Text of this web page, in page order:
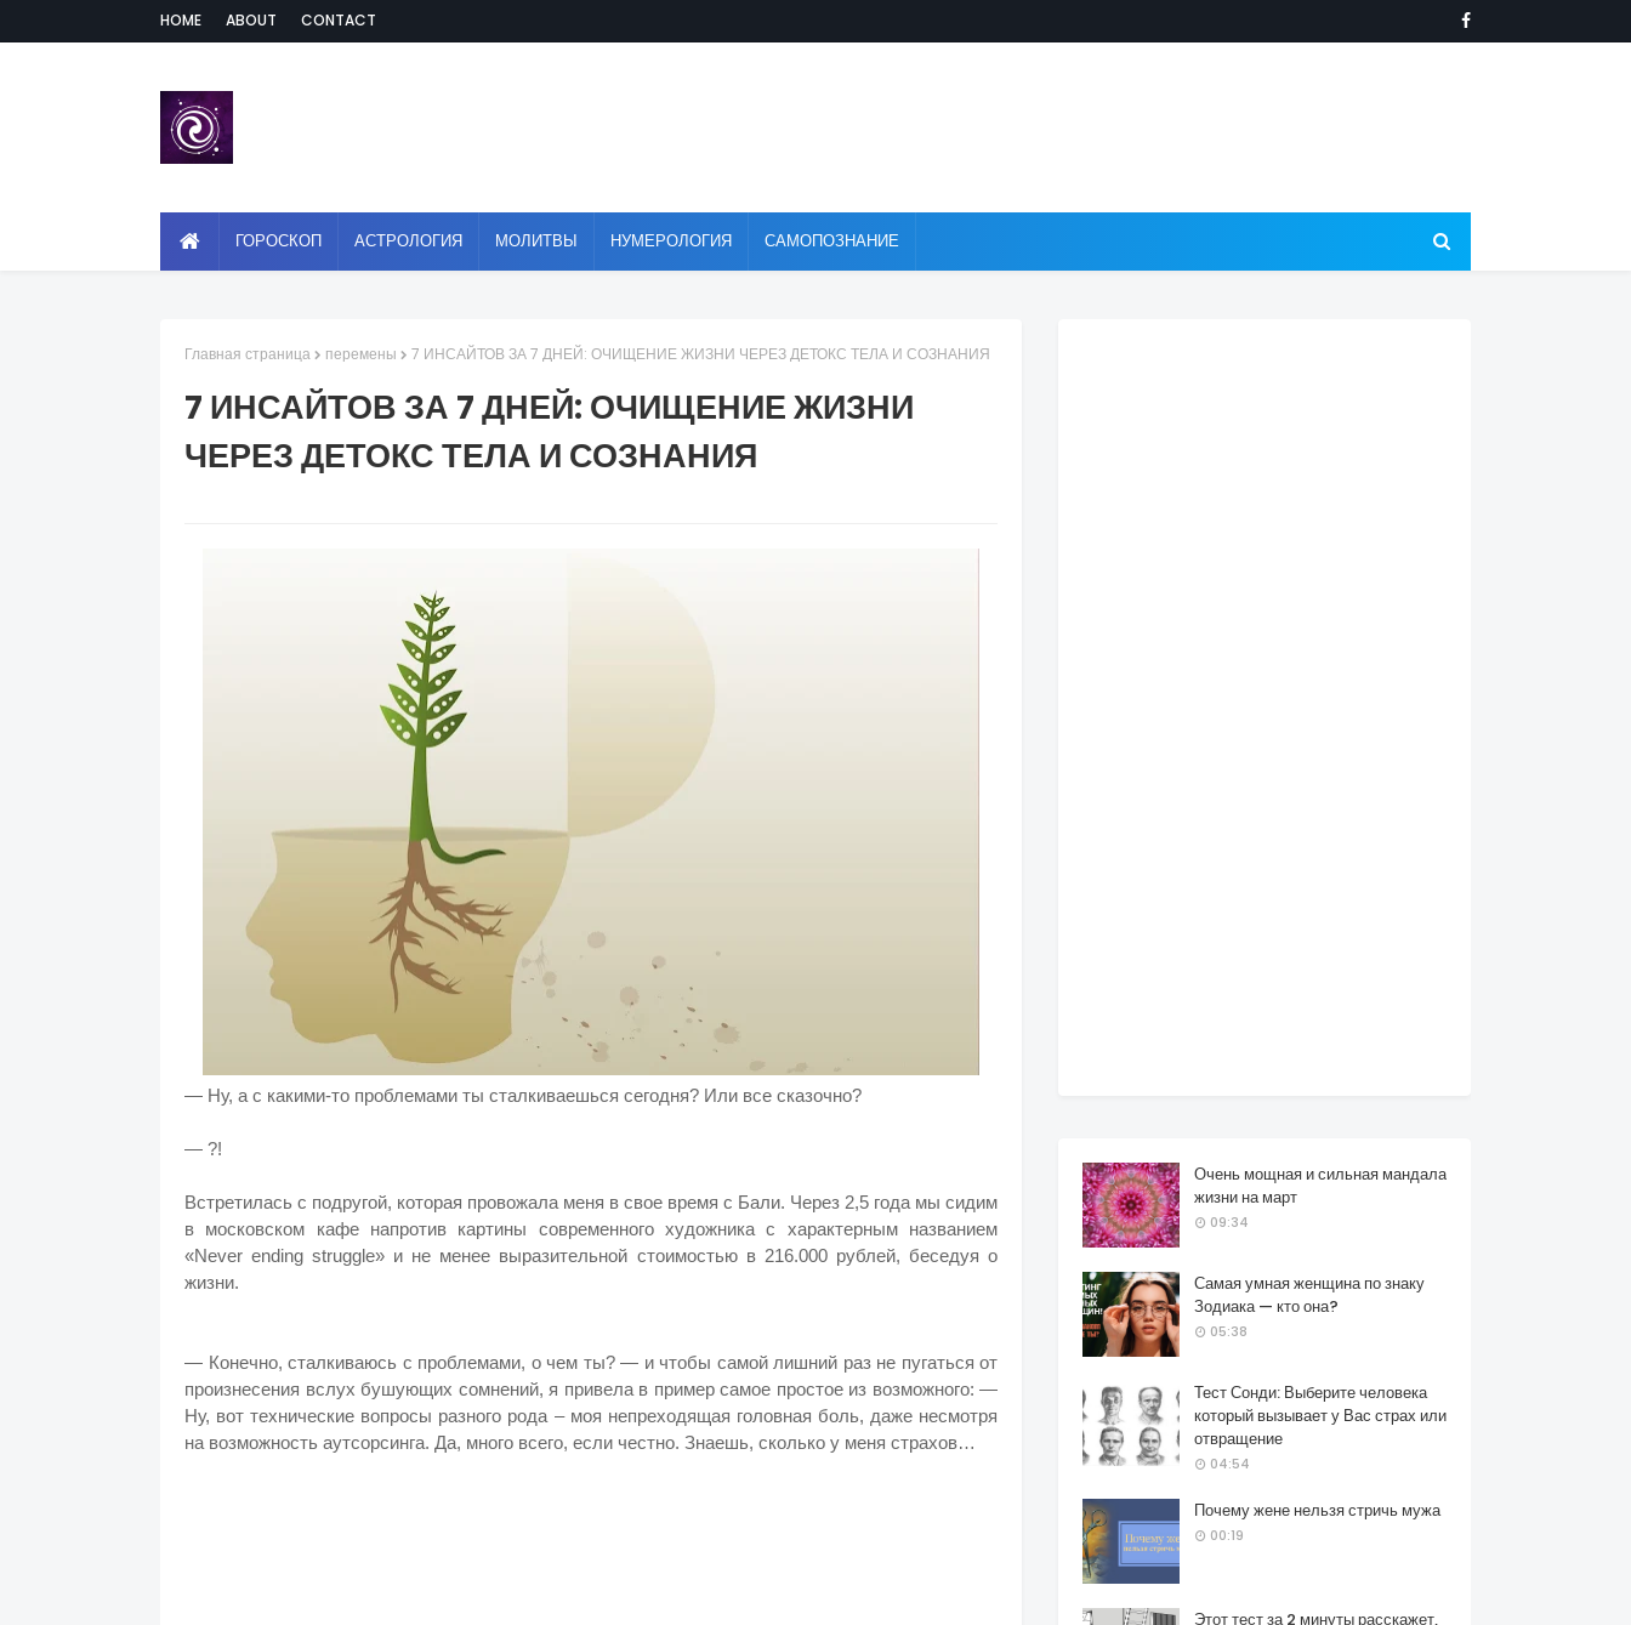
HOME ABOUT CONTACT
ГОРОСКОП АСТРОЛОГИЯ МОЛИТВЫ НУМЕРОЛОГИЯ САМОПОЗНАНИЕ
Главная страница перемены 7 ИНСАЙТОВ ЗА 7 ДНЕЙ: ОЧИЩЕНИЕ ЖИЗНИ ЧЕРЕЗ ДЕТОКС ТЕЛА И СОЗНАНИЯ
7 ИНСАЙТОВ ЗА 7 ДНЕЙ: ОЧИЩЕНИЕ ЖИЗНИ
ЧЕРЕЗ ДЕТОКС ТЕЛА И СОЗНАНИЯ
— Ну, а с какими-то проблемами ты сталкиваешься сегодня? Или все сказочно?
— ?!
Встретилась с подругой, которая провожала меня в свое время с Бали. Через 2,5 года мы сидим
в московском кафе напротив картины современного художника с характерным названием
«Never ending struggle» и не менее выразительной стоимостью в 216.000 рублей, беседуя о
жизни.
— Конечно, сталкиваюсь с проблемами, о чем ты? — и чтобы самой лишний раз не пугаться от
произнесения вслух бушующих сомнений, я привела в пример самое простое из возможного: —
Ну, вот технические вопросы разного рода – моя непреходящая головная боль, даже несмотря
на возможность аутсорсинга. Да, много всего, если честно. Знаешь, сколько у меня страхов…
Очень мощная и сильная мандала
жизни на март
09:34
Самая умная женщина по знаку
Зодиака — кто она?
05:38
Тест Сонди: Выберите человека
который вызывает у Вас страх или
отвращение
04:54
Почему жене нельзя стричь мужа
00:19
Этот тест за 2 минуты расскажет,